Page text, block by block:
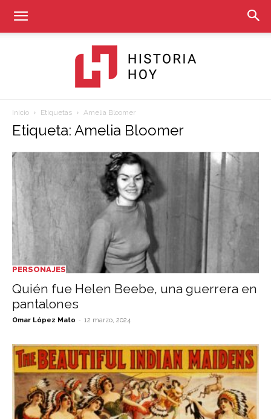
Historia
Hoy
Inicio Etiquetas Amelia Bloomer
Etiqueta: Amelia Bloomer
PERSONAJES
Quién fue Helen Beebe, una guerrera en
pantalones
Omar López Mato - 12 marzo, 2024